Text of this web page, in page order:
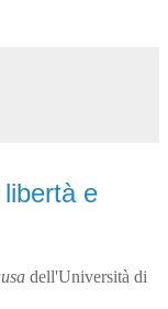
e
dell'Università di